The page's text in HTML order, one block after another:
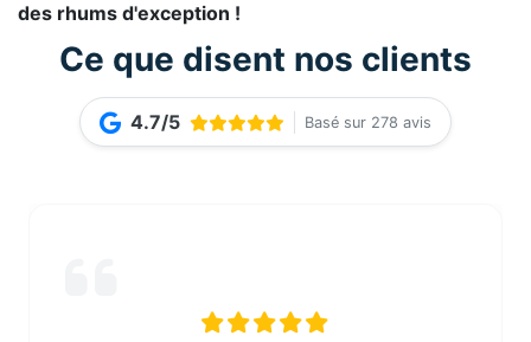
des rhums d'exception !
Ce que disent nos clients
4.7/5 Basé sur 278 avis